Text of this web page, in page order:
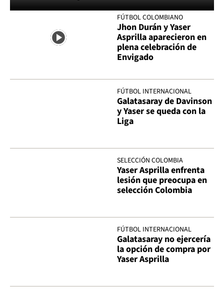
FÚTBOL COLOMBIANO
Jhon Durán y Yaser
Asprilla aparecieron en
plena celebración de
Envigado
FÚTBOL INTERNACIONAL
Galatasaray de Davinson
y Yaser se queda con la
Liga
SELECCIÓN COLOMBIA
Yaser Asprilla enfrenta
lesión que preocupa en
selección Colombia
FÚTBOL INTERNACIONAL
Galatasaray no ejercería
la opción de compra por
Yaser Asprilla